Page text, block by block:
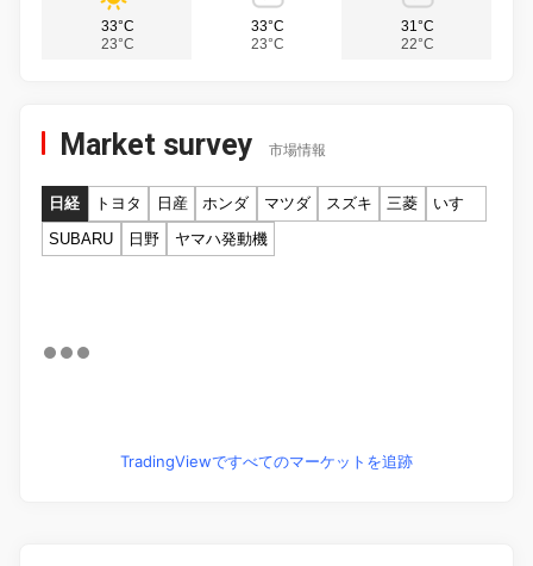
33°C
23°C
33°C
23°C
31°C
22°C
Market survey 市場情報
日経 トヨタ 日産 ホンダ マツダ スズキ 三菱
いすゞ
SUBARU
日野 ヤマハ発動機
TradingViewですべてのマーケットを追跡